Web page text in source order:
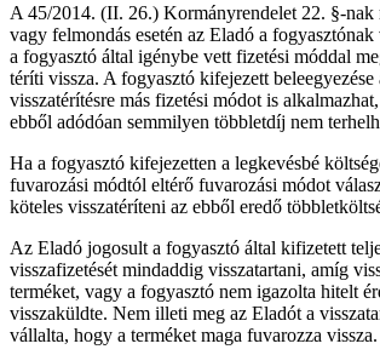
A 45/2014. (II. 26.) Kormányrendelet 22. §-nak
vagy felmondás esetén az Eladó a fogyasztónak
a fogyasztó által igénybe vett fizetési móddal
téríti vissza. A fogyasztó kifejezett beleegyezése
visszatérítésre más fizetési módot is
ebből adódóan semmilyen többletdíj nem
Ha a fogyasztó kifejezetten a legkevésbé
fuvarozási módtól eltérő fuvarozási módot
köteles visszatéríteni az ebből eredő
Az Eladó jogosult a fogyasztó által kifizetett
visszafizetését mindaddig visszatartani, amíg
terméket, vagy a fogyasztó nem igazolta hitelt
visszaküldte. Nem illeti meg az Eladót a
vállalta, hogy a terméket maga fuvarozza vissza.